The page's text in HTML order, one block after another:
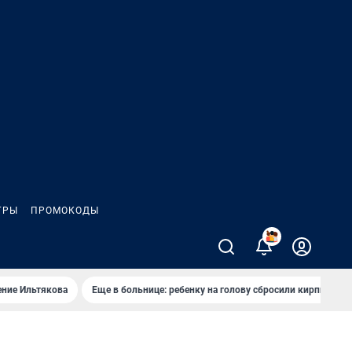
ПРОМОКОДЫ
2
Ильтякова Еще в больнице: ребенку на голову сбросили кирпич